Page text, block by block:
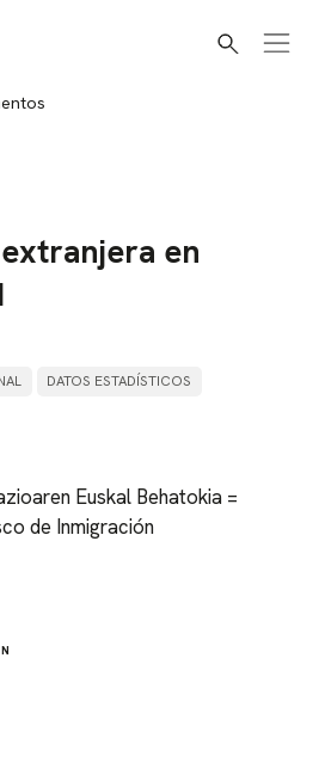
Buscar
en
DATOS ESTADÍSTICOS
Euskal Behatokia =
de Inmigración